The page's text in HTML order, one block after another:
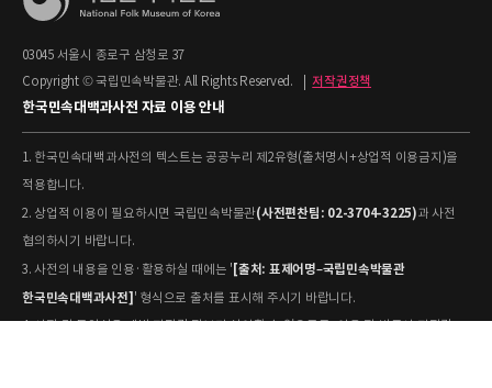
03045 서울시 종로구 삼청로 37
Copyright © 국립민속박물관. All Rights Reserved.
저작권정책
한국민속대백과사전 자료 이용 안내
1. 한국민속대백과사전의 텍스트는 공공누리 제2유형(출처명시+상업적 이용금지)을
적용합니다.
2. 상업적 이용이 필요하시면 국립민속박물관(사전편찬팀: 02-3704-3225)과 사전
협의하시기 바랍니다.
3. 사전의 내용을 인용·활용하실 때에는 ' [출처: 표제어명–국립민속박물관
한국민속대백과사전] ' 형식으로 출처를 표시해 주시기 바랍니다.
4. 사진 및 동영상은 개별 저작권 정보가 상이할 수 있으므로, 이용 전 반드시 저작권